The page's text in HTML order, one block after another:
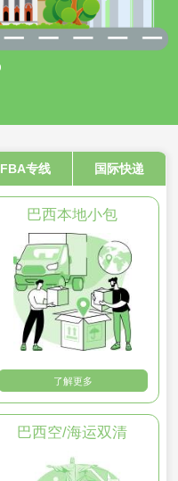
FBA专线 国际快递
巴西本地小包
了解更多
巴西空/海运双清